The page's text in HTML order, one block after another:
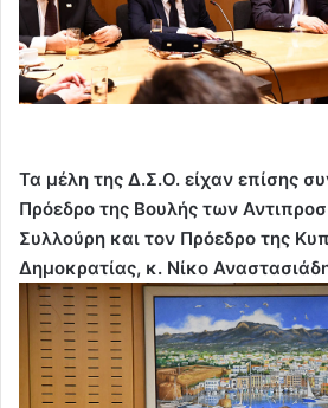
Τα μέλη της Δ.Σ.Ο. είχαν επίσης
Πρόεδρο της Βουλής των
Συλλούρη και τον Πρόεδρο της
Δημοκρατίας, κ. Νίκο